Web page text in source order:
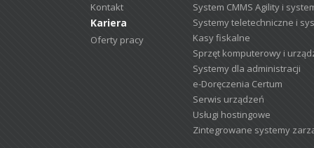
Kontakt
Kariera
Oferty pracy
System CMMS Agility i
Systemy teletechniczne i
Kasy fiskalne
Sprzęt komputerowy i
Systemy dla administracji
e-Doręczenia Certum
Serwis urządzeń
Usługi hostingowe
Zintegrowane systemy